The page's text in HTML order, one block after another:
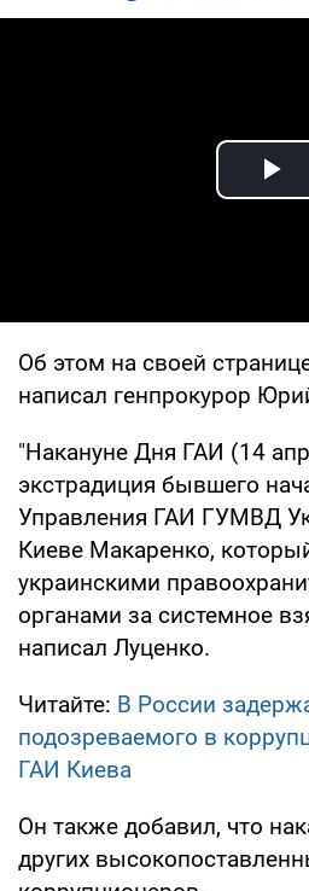
Об этом на своей
написал генпрокурор
"Накануне Дня ГАИ (14
экстрадиция бывшего
Управления ГАИ ГУМВД
Киеве Макаренко,
украинскими
органами за системное
написал Луценко.
Читайте: В России
подозреваемого в
ГАИ Киева
Он также добавил, что
других